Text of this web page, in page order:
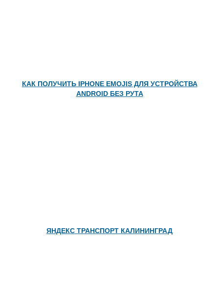
КАК ПОЛУЧИТЬ IPHONE EMOJIS ДЛЯ УСТРОЙСТВА
ANDROID БЕЗ РУТА
ЯНДЕКС ТРАНСПОРТ КАЛИНИНГРАД